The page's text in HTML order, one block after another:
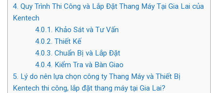
4. Quy Trình Thi Công và Lắp Đặt Thang Máy Tại Gia Lai của
Kentech
4.0.1. Khảo Sát và Tư Vấn
4.0.2. Thiết Kế
4.0.3. Chuẩn Bị và Lắp Đặt
4.0.4. Kiểm Tra và Bàn Giao
5. Lý do nên lựa chọn công ty Thang Máy và Thiết Bị
Kentech thi công, lắp đặt thang máy tại Gia Lai?